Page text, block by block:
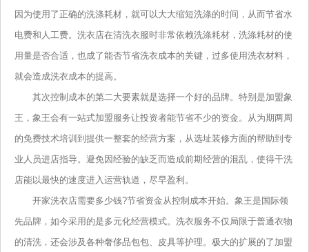
因为使用了正确的洗涤耗材，就可以大大缩短洗涤的时间，从而节省水
电费和人工费。洗衣店在清洗衣服时非常依赖洗涤耗材，洗涤耗材的使
用量是否合适，也成了能否节省洗衣成本的关键，过多使用洗衣材料，
就会造成洗衣成本的提高。
其次控制成本的第二大要素就是选择一个好的品牌。特别是加盟象
王，象王会有一站式加盟服务让投资者能节省不少的资金。从为期两周
的免费技术培训到提供一整套的经营方案，从选址装修方面的帮助到专
业人员进店指导。避免因经验的缺乏而造成前期经营的混乱，使得干洗
店能以最快的速度进入运营轨道，尽早盈利。
开家洗衣店需要多少钱?节省资金从控制成本开始。象王是国际领
先品牌，如今采用的是多元化经营模式。洗衣服务不仅局限于普通衣物
的清洗，还会涉及各种奢侈品包包、皮具等护理。极大的扩展的了加盟